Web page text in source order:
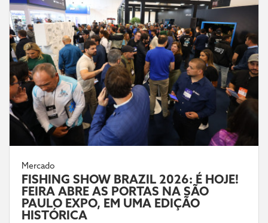
Mercado
FISHING SHOW BRAZIL 2026: É HOJE!
FEIRA ABRE AS PORTAS NA SÃO
PAULO EXPO, EM UMA EDIÇÃO
HISTÓRICA